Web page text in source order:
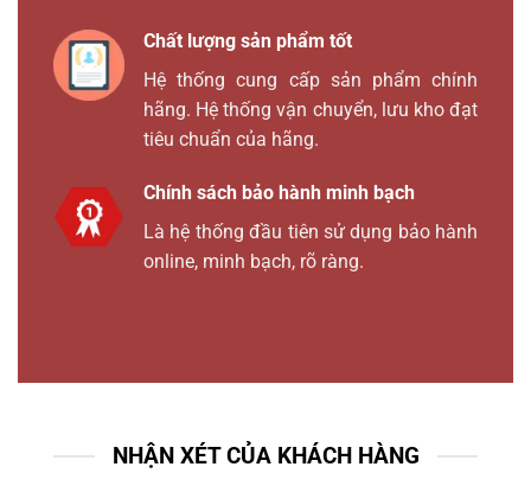
Chất lượng sản phẩm tốt
Hệ thống cung cấp sản phẩm chính
hãng. Hệ thống vận chuyển, lưu kho đạt
tiêu chuẩn của hãng.
Chính sách bảo hành minh bạch
Là hệ thống đầu tiên sử dụng bảo hành
online, minh bạch, rõ ràng.
NHẬN XÉT CỦA KHÁCH HÀNG